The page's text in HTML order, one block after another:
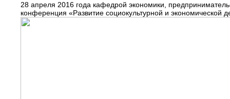
28 апреля 2016 года кафедрой экономики,
конференция «Развитие социокультурной и экономической